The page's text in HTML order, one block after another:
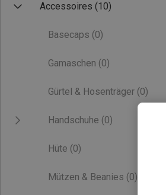
Accessoires (10)
Basecaps (0)
Gamaschen (0)
Gürtel & Hosenträger (0)
Handschuhe (0)
Hüte (0)
Mützen & Beanies (0)